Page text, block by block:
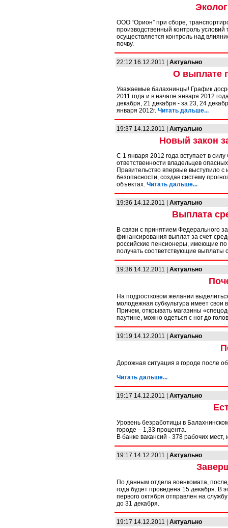
ООО “Орион” при сборе,
производственный контроль
осуществляется контроль над
почву.
22:12 16.12.2011 | Актуально
О выплате
Уважаемые балахнинцы! График
2011 года и в начале января 2012
декабря, 21 декабря - за 23, 24
января 2012г. Читать дальше...
19:37 14.12.2011 | Актуально
Новый закон
С 1 января 2012 года вступает в
ответственности владельцев
Правительство впервые выступило
безопасности, создав систему
объектах. Читать дальше...
19:36 14.12.2011 | Актуально
Выплата
В связи с принятием Федерального
финансирования выплат за счет
российские пенсионеры, имеющие по
получать соответствующие выплаты
19:36 14.12.2011 | Актуально
На подростковом желании
молодежная субкультура имеет свои
Причем, открывать магазины
паутине, можно одеться с ног до
19:19 14.12.2011 | Актуально
Дорожная ситуация в городе после
Читать дальше...
19:17 14.12.2011 | Актуально
Уровень безработицы в
городе – 1,33 процента.
В банке вакансий - 378 рабочих
19:17 14.12.2011 | Актуально
По данным отдела военкомата,
года будет проведена 15 декабря. В
первого октября отправлен на
до 31 декабря.
19:17 14.12.2011 | Актуально